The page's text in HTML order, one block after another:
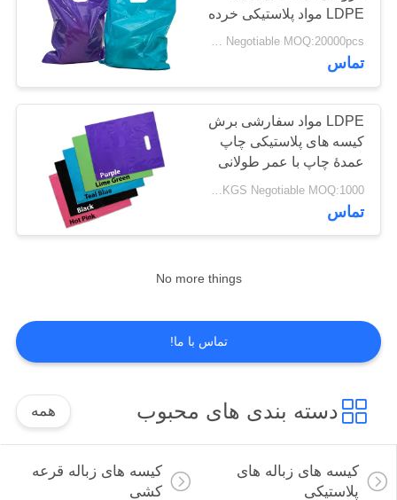
تخت
کیسه خرید T شرت
49
کیسه های پستی
پلاستیکی
LDPE مواد پلاستیکی خرده
فروشی کیسه
USD 1.7-2.5 / KGS Negotiable MOQ:20000pcs
تماس
LDPE مواد سفارشی برش
کیسه های پلاستیکی چاپ
عمدۀ چاپ با عمر طولانی
تماس
No more things
تماس با ما!
دسته بندی های محبوب همه
کیسه های زباله های
پلاستیکی
کیسه های زباله قرعه
کشی